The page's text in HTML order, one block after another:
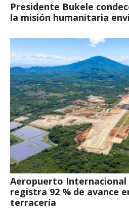
Presidente Bukele
la misión humanitaria
Aeropuerto Internacional
registra 92 % de avance
terracería